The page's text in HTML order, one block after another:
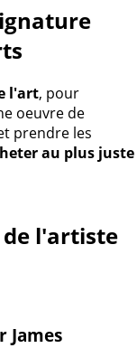
l'art, pour
oeuvre de
prendre les
au plus juste
de l'artiste